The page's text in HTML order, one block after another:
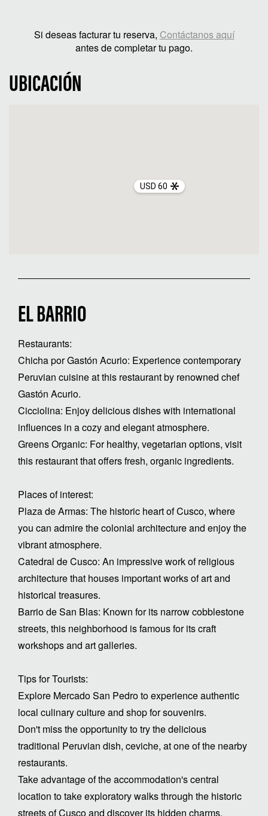
Si deseas facturar tu reserva, Contáctanos aquí
antes de completar tu pago.
UBICACIÓN
USD 60
EL BARRIO
Restaurants:
Chicha por Gastón Acurio: Experience contemporary
Peruvian cuisine at this restaurant by renowned chef
Gastón Acurio.
Cicciolina: Enjoy delicious dishes with international
influences in a cozy and elegant atmosphere.
Greens Organic: For healthy, vegetarian options, visit
this restaurant that offers fresh, organic ingredients.
Places of interest:
Plaza de Armas: The historic heart of Cusco, where
you can admire the colonial architecture and enjoy the
vibrant atmosphere.
Catedral de Cusco: An impressive work of religious
architecture that houses important works of art and
historical treasures.
Barrio de San Blas: Known for its narrow cobblestone
streets, this neighborhood is famous for its craft
workshops and art galleries.
Tips for Tourists:
Explore Mercado San Pedro to experience authentic
local culinary culture and shop for souvenirs.
Don't miss the opportunity to try the delicious
traditional Peruvian dish, ceviche, at one of the nearby
restaurants.
Take advantage of the accommodation's central
location to take exploratory walks through the historic
streets of Cusco and discover its hidden charms.